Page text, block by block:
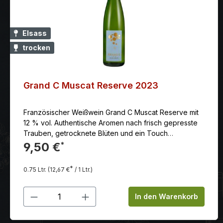
Elsass
trocken
Grand C Muscat Reserve 2023
Französischer Weißwein Grand C Muscat Reserve mit
12 % vol. Authentische Aromen nach frisch gepresste
Trauben, getrocknete Blüten und ein Touch
geriebener Muskatnuss.
9,50 €*
0.75 Ltr. (12,67 €* / 1 Ltr.)
Produkt Anzahl: Gib denIn den Warenkorb